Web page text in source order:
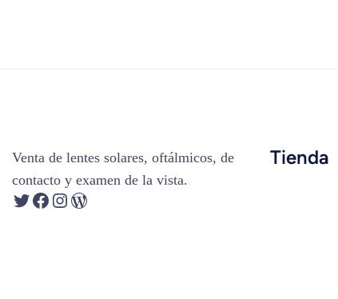
Venta de lentes solares, oftálmicos, de
contacto y examen de la vista.
Tienda